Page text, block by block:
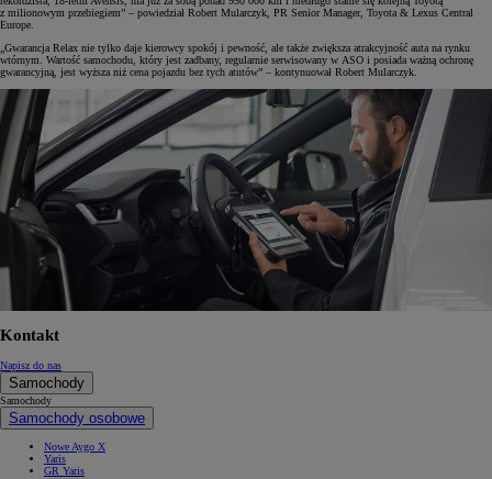
z milionowym przebiegiem” – powiedział Robert Mularczyk, PR Senior Manager, Toyota & Lexus Central
Europe.
„Gwarancja Relax nie tylko daje kierowcy spokój i pewność, ale także zwiększa atrakcyjność auta na rynku
wtórnym. Wartość samochodu, który jest zadbany, regularnie serwisowany w ASO i posiada ważną ochronę
gwarancyjną, jest wyższa niż cena pojazdu bez tych atutów” – kontynuował Robert Mularczyk.
Kontakt
Napisz do nas
Samochody
Samochody
Samochody osobowe
Nowe Aygo X
Yaris
GR Yaris